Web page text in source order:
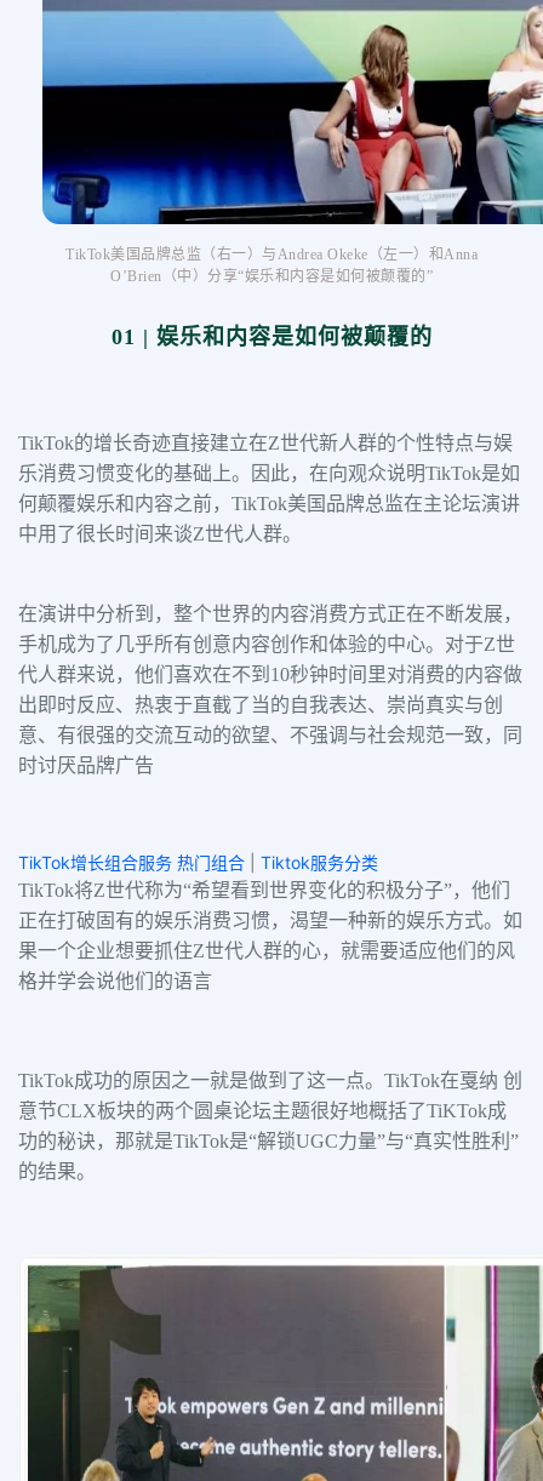
TikTok美国品牌总监（右一）与Andrea Okeke（左一）和Anna
O’Brien（中）分享“娱乐和内容是如何被颠覆的”
01 | 娱乐和内容是如何被颠覆的
TikTok的增长奇迹直接建立在Z世代新人群的个性特点与娱
乐消费习惯变化的基础上。因此，在向观众说明TikTok是如
何颠覆娱乐和内容之前，TikTok美国品牌总监在主论坛演讲
中用了很长时间来谈Z世代人群。
在演讲中分析到，整个世界的内容消费方式正在不断发展，
手机成为了几乎所有创意内容创作和体验的中心。对于Z世
代人群来说，他们喜欢在不到10秒钟时间里对消费的内容做
出即时反应、热衷于直截了当的自我表达、崇尚真实与创
意、有很强的交流互动的欲望、不强调与社会规范一致，同
时讨厌品牌广告
TikTok增长组合服务 热门组合
Tiktok服务分类
TikTok将Z世代称为“希望看到世界变化的积极分子”，他们
正在打破固有的娱乐消费习惯，渴望一种新的娱乐方式。如
果一个企业想要抓住Z世代人群的心，就需要适应他们的风
格并学会说他们的语言
TikTok成功的原因之一就是做到了这一点。TikTok在戛纳 创
意节CLX板块的两个圆桌论坛主题很好地概括了TiKTok成
功的秘诀，那就是TikTok是“解锁UGC力量”与“真实性胜利”
的结果。